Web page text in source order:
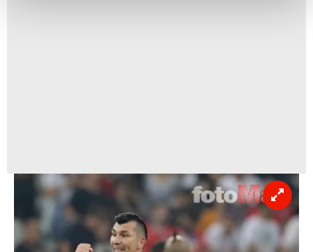
kullanılmaktadır. Diğer çerezler, sitemizin daha işlevsel
kılınması ve kişiselleştirilmesi ve sizlere yönelik
reklam/pazarlama faaliyetlerinin yapılması, amaçlarıyla
sınırlı olarak açık rızanız dahilinde kullanılacaktır.